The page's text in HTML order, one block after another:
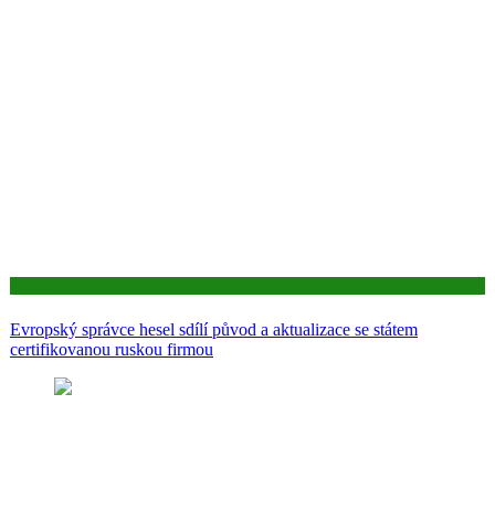
Evropský správce hesel sdílí původ a aktualizace se státem
certifikovanou ruskou firmou